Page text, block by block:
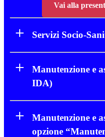
Vai alla
Servizi Socio-
Manutenzione e
IDA)
Manutenzione e
opzione